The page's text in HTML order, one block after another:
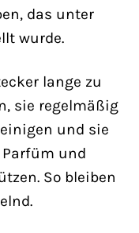
das unter
wurde.
lange zu
sie regelmäßig
und sie
und
So bleiben